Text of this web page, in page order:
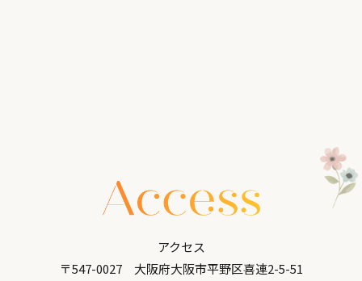
アクセス
〒547-0027 大阪府大阪市平野区喜連2-5-51